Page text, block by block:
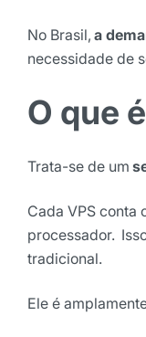
No Brasil, a
necessidade de
O que
Trata-se de um
Cada VPS conta
processador.
tradicional.
Ele é